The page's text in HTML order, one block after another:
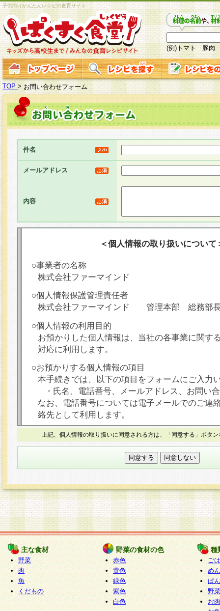
子供向けかんたんレシピの食育サイト
(例)トマト 豚肉
TOP > お問い合わせフォーム
件名
メールアドレス
内容
＜個人情報の取り扱いについて
○事業者の名称
株式会社ファーマインド
○個人情報保護管理責任者
株式会社ファーマインド 管理本部 総務部
○個人情報の利用目的
お預かりした個人情報は、当社の各事業に関す
対応に利用します。
○お預かりする個人情報の項目
本手続きでは、以下の項目をフォームにご入力
・氏名、電話番号、メールアドレス、お問い
なお、電話番号については電子メールでのご連
絡先として利用します。
○本人が容易に認識できない方法による個人情報
本フォームでは、セッション管理のためCookie
○個人情報の第三者提供について
力いただく個人情報は第三者に提供しません。
○個人情報の委託について
個人情報の取り扱いを外部に委託する場合は、
情報管理基準を満たす企業を選定して委託を行
が行われるよう監督します。
○開示対象個人情報の開示等および問い合わせ窓口
本人からの求めにより、当社が本件により取得
報の利用目的の通知・開示・内容の訂正・追加
停止・消去及び第三者への提供の禁止（以下、
といいます。）に応じます。
上記、個人情報の取り扱いに同意される方は、「同意する」ボタ
主な食材
野菜
肉
魚
くだもの
野菜の食材の色
赤色
黄色
緑色
紫色
白色
種
ご
めん
ぱん
野
お